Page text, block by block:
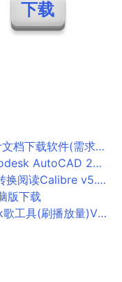
文档下载工具) v1.0 免装版
官方版(附序列号密钥+安装教程)
v5.23 绿色多语中文便携版
版下载
量)V1.0 绿色便携免费版